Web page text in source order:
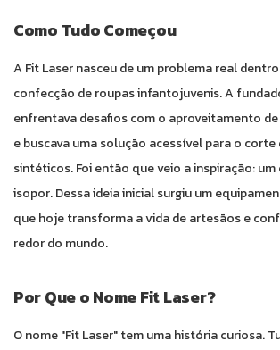
Como Tudo Começou
A Fit Laser nasceu de um problema real
confecção de roupas infantojuvenis. A
enfrentava desafios com o aproveitamento
e buscava uma solução acessível para o
sintéticos. Foi então que veio a inspiração:
isopor. Dessa ideia inicial surgiu um
que hoje transforma a vida de artesãos e
redor do mundo.
Por Que o Nome Fit Laser?
O nome "Fit Laser" tem uma história curiosa.